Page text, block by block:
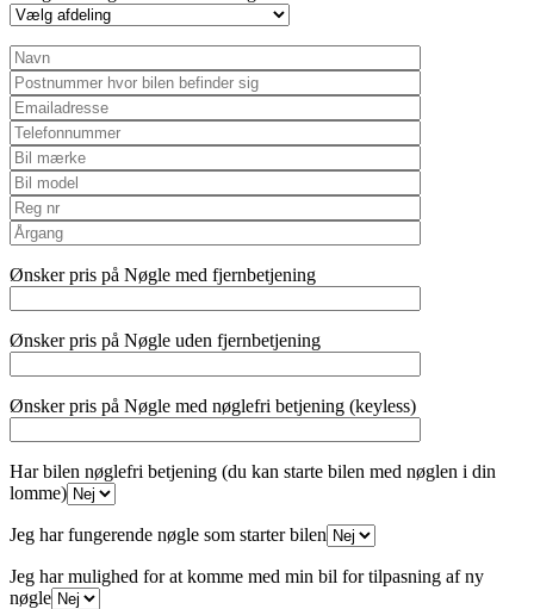
Ønsker pris på Nøgle med fjernbetjening
Ønsker pris på Nøgle uden fjernbetjening
Ønsker pris på Nøgle med nøglefri betjening (keyless)
Har bilen nøglefri betjening (du kan starte bilen med nøglen i din
lomme)
Jeg har fungerende nøgle som starter bilen
Jeg har mulighed for at komme med min bil for tilpasning af ny
nøgle